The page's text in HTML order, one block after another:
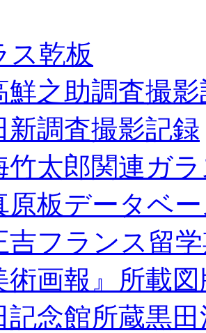
ス乾板
鮮之助調査撮
新調査撮影記録
竹太郎関連ガ
原板データベ
吉フランス留
術画報』所載
記念館所蔵黒